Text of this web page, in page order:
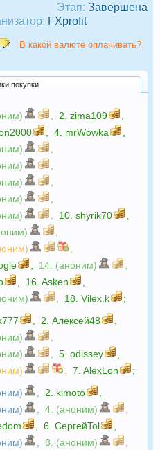
Этап: Завершена
FXprofit
В какой валюте оплачивать?
покупки
2. zima109
4. mrWowka
10. shyrik70
14. (аноним)
16. Asken
18. Vilex.k
;
2. Алексей48
5. odissey
7. AlexLon
;
2. kimoto
4. (аноним)
6. СергейTol
8. (аноним)